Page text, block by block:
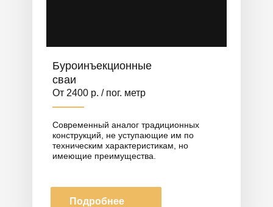
Буроинъекционные
сваи
От 2400 р. / пог. метр
Современный аналог традиционных
конструкций, не уступающие им по
техническим характеристикам, но
имеющие преимущества.
Подробнее